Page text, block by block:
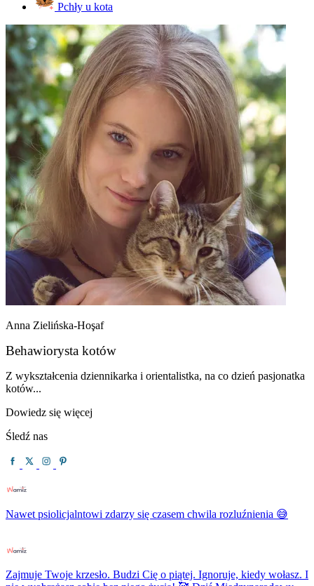
Pchły u kota
Anna Zielińska-Hoşaf
Behawiorysta kotów
Z wykształcenia dziennikarka i orientalistka, na co dzień pasjonatka
kotów...
Dowiedz się więcej
Śledź nas
Nawet psiolicjalntowi zdarzy się czasem chwila rozluźnienia 😅
Zajmuje Twoje krzesło. Budzi Cię o piątej. Ignoruje, kiedy wołasz. I